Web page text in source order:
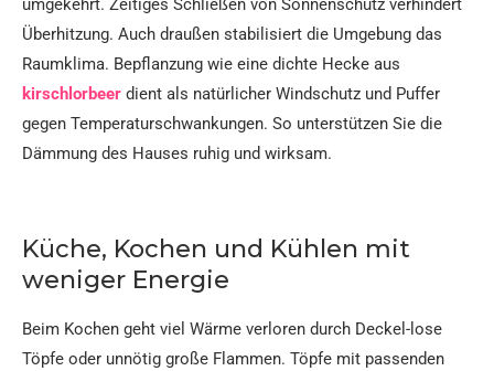
umgekehrt. Zeitiges Schließen von Sonnenschutz verhindert
Überhitzung. Auch draußen stabilisiert die Umgebung das
Raumklima. Bepflanzung wie eine dichte Hecke aus
kirschlorbeer dient als natürlicher Windschutz und Puffer
gegen Temperaturschwankungen. So unterstützen Sie die
Dämmung des Hauses ruhig und wirksam.​
Küche, Kochen und Kühlen mit
weniger Energie
Beim Kochen geht viel Wärme verloren durch Deckel-lose
Töpfe oder unnötig große Flammen. Töpfe mit passenden